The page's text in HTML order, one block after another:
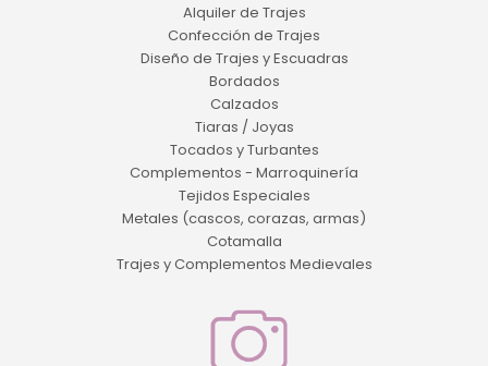
Alquiler de Trajes
Confección de Trajes
Diseño de Trajes y Escuadras
Bordados
Calzados
Tiaras / Joyas
Tocados y Turbantes
Complementos - Marroquinería
Tejidos Especiales
Metales (cascos, corazas, armas)
Cotamalla
Trajes y Complementos Medievales